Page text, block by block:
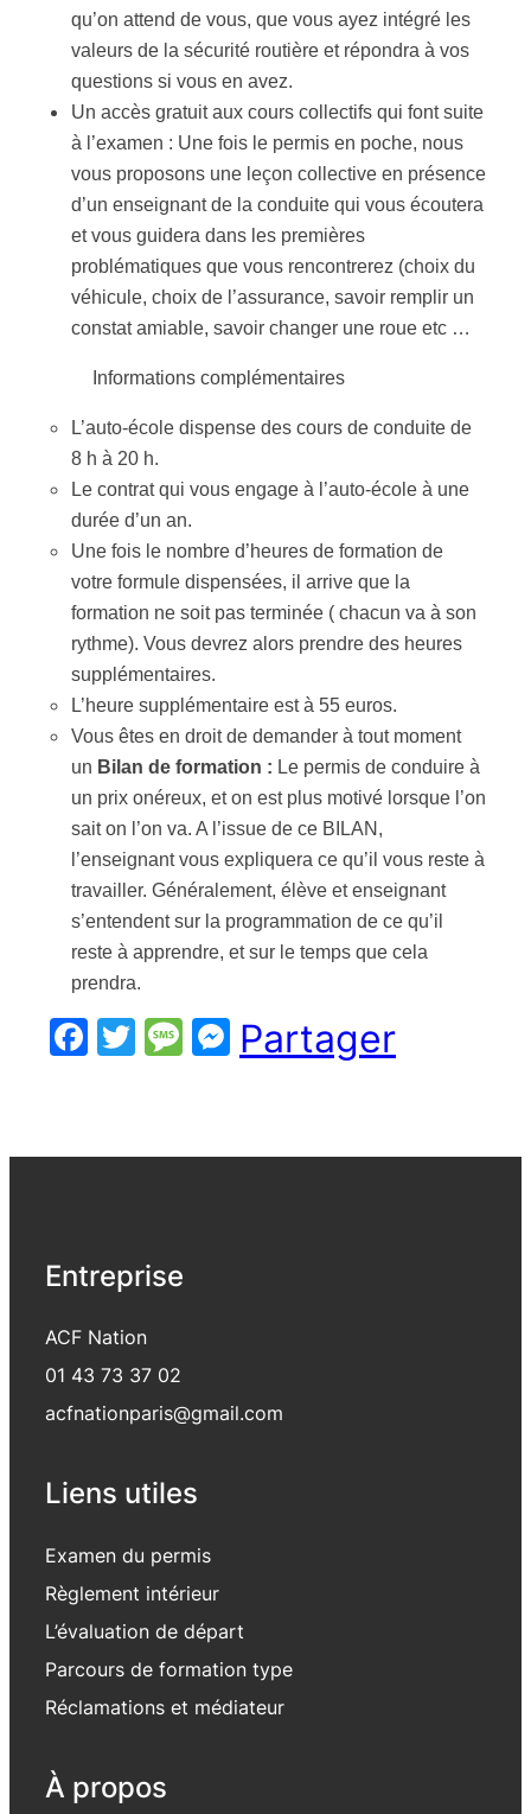
qu’on attend de vous, que vous ayez intégré les
valeurs de la sécurité routière et répondra à vos
questions si vous en avez.
Un accès gratuit aux cours collectifs qui font suite
à l’examen : Une fois le permis en poche, nous
vous proposons une leçon collective en présence
d’un enseignant de la conduite qui vous écoutera
et vous guidera dans les premières
problématiques que vous rencontrerez (choix du
véhicule, choix de l’assurance, savoir remplir un
constat amiable, savoir changer une roue etc …
Informations complémentaires
L’auto-école dispense des cours de conduite de
8 h à 20 h.
Le contrat qui vous engage à l’auto-école à une
durée d’un an.
Une fois le nombre d’heures de formation de
votre formule dispensées, il arrive que la
formation ne soit pas terminée ( chacun va à son
rythme). Vous devrez alors prendre des heures
supplémentaires.
L’heure supplémentaire est à 55 euros.
Vous êtes en droit de demander à tout moment
un Bilan de formation : Le permis de conduire à
un prix onéreux, et on est plus motivé lorsque l’on
sait on l’on va. A l’issue de ce BILAN,
l’enseignant vous expliquera ce qu’il vous reste à
travailler. Généralement, élève et enseignant
s’entendent sur la programmation de ce qu’il
reste à apprendre, et sur le temps que cela
prendra.
Facebook
Twitter
Message
Messenger
Partager
Entreprise
ACF Nation
01 43 73 37 02
acfnationparis@gmail.com
Liens utiles
Examen du permis
Règlement intérieur
L’évaluation de départ
Parcours de formation type
Réclamations et médiateur
À propos